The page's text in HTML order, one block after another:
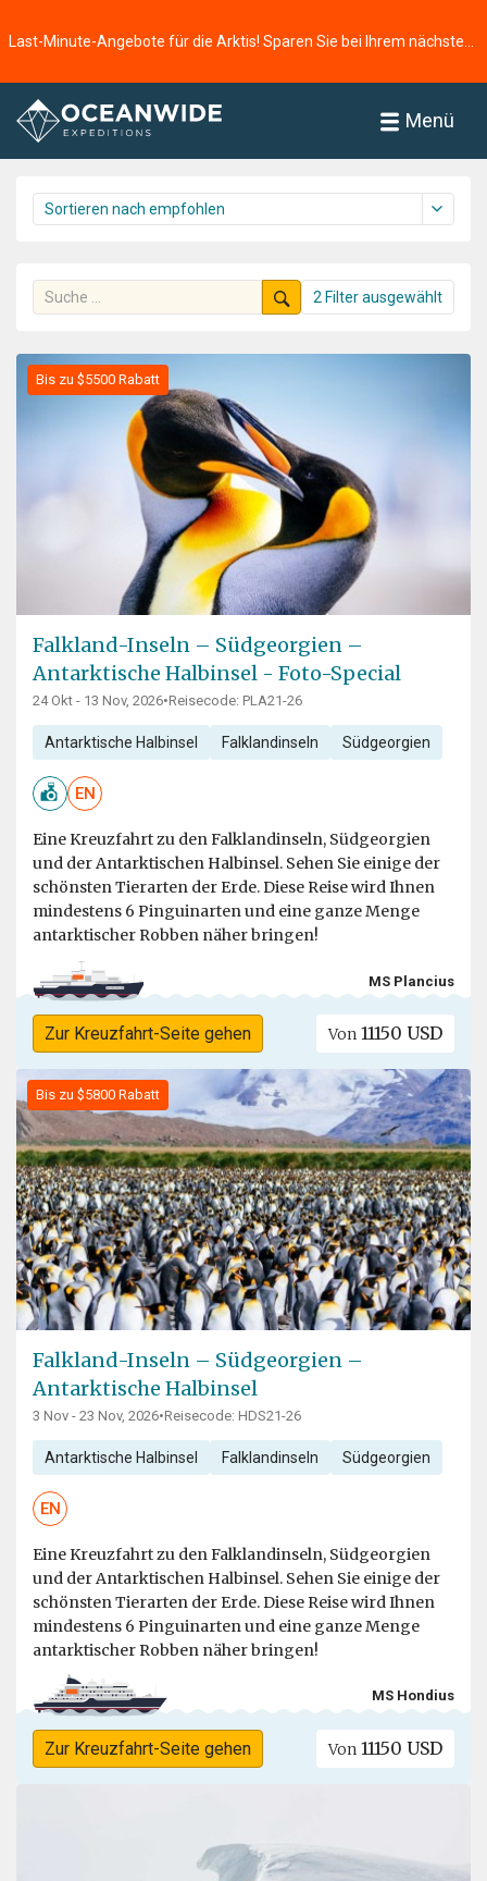
Menü
Antarktische Halbinsel
Kreuzfahrtübersicht
57 Reisen gefunden
2 Filter ausgewählt
Bis zu $5500 Rabatt
Falkland-Inseln – Südgeorgien –
Antarktische Halbinsel - Foto-Special
24 Okt - 13 Nov, 2026•Reisecode: PLA21-26
Antarktische Halbinsel Falklandinseln Südgeorgien
EN
Eine Kreuzfahrt zu den Falklandinseln, Südgeorgien
und der Antarktischen Halbinsel. Sehen Sie einige der
schönsten Tierarten der Erde. Diese Reise wird Ihnen
mindestens 6 Pinguinarten und eine ganze Menge
antarktischer Robben näher bringen!
MS Plancius
Zur Kreuzfahrt-Seite gehen Von 11150 USD
Bis zu $5800 Rabatt
Falkland-Inseln – Südgeorgien –
Antarktische Halbinsel
3 Nov - 23 Nov, 2026•Reisecode: HDS21-26
Antarktische Halbinsel Falklandinseln Südgeorgien
EN
Eine Kreuzfahrt zu den Falklandinseln, Südgeorgien
und der Antarktischen Halbinsel. Sehen Sie einige der
schönsten Tierarten der Erde. Diese Reise wird Ihnen
mindestens 6 Pinguinarten und eine ganze Menge
antarktischer Robben näher bringen!
MS Hondius
Zur Kreuzfahrt-Seite gehen Von 11150 USD